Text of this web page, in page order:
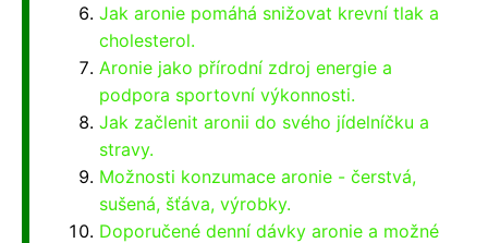
Jak aronie pomáhá snižovat krevní tlak a
cholesterol.
Aronie jako přírodní zdroj energie a
podpora sportovní výkonnosti.
Jak začlenit aronii do svého jídelníčku a
stravy.
Možnosti konzumace aronie - čerstvá,
sušená, šťáva, výrobky.
Doporučené denní dávky aronie a možné